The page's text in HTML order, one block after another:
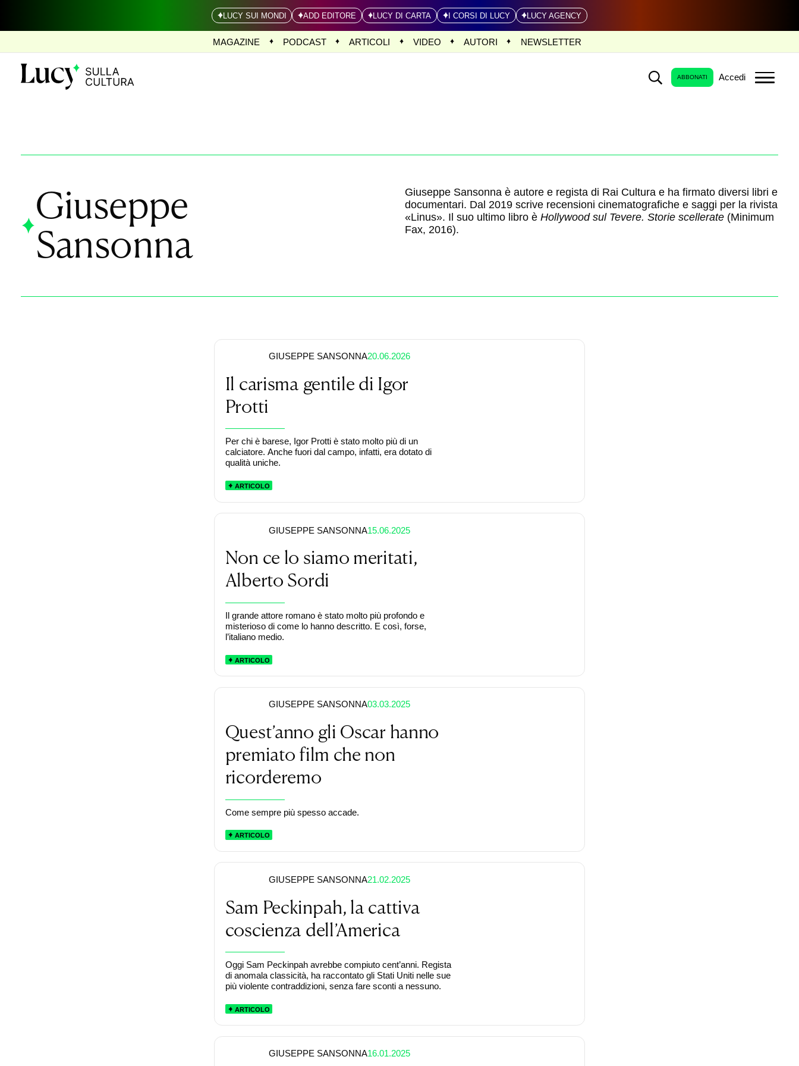
LUCY SUI MONDI ADD EDITORE LUCY DI CARTA I CORSI DI LUCY LUCY AGENCY
MAGAZINE PODCAST ARTICOLI VIDEO AUTORI NEWSLETTER
ABBONATI Accedi
Giuseppe
Sansonna
Giuseppe Sansonna è autore e regista di Rai Cultura e ha firmato diversi libri e
documentari. Dal 2019 scrive recensioni cinematografiche e saggi per la rivista
«Linus». Il suo ultimo libro è Hollywood sul Tevere. Storie scellerate (Minimum
Fax, 2016).
GIUSEPPE SANSONNA20.06.2026
Il carisma gentile di Igor
Protti
Per chi è barese, Igor Protti è stato molto più di un
calciatore. Anche fuori dal campo, infatti, era dotato di
qualità uniche.
ARTICOLO
GIUSEPPE SANSONNA15.06.2025
Non ce lo siamo meritati,
Alberto Sordi
Il grande attore romano è stato molto più profondo e
misterioso di come lo hanno descritto. E così, forse,
l’italiano medio.
ARTICOLO
GIUSEPPE SANSONNA03.03.2025
Quest’anno gli Oscar hanno
premiato film che non
ricorderemo
Come sempre più spesso accade.
ARTICOLO
GIUSEPPE SANSONNA21.02.2025
Sam Peckinpah, la cattiva
coscienza dell’America
Oggi Sam Peckinpah avrebbe compiuto cent’anni. Regista
di anomala classicità, ha raccontato gli Stati Uniti nelle sue
più violente contraddizioni, senza fare sconti a nessuno.
ARTICOLO
GIUSEPPE SANSONNA16.01.2025